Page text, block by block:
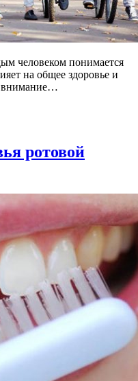
человеком понимается
на общее здоровье и
внимание…
ротовой